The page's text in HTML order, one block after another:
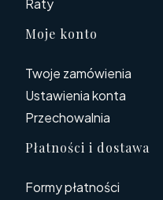
Raty
Moje konto
Twoje zamówienia
Ustawienia konta
Przechowalnia
Płatności i dostawa
Formy płatności